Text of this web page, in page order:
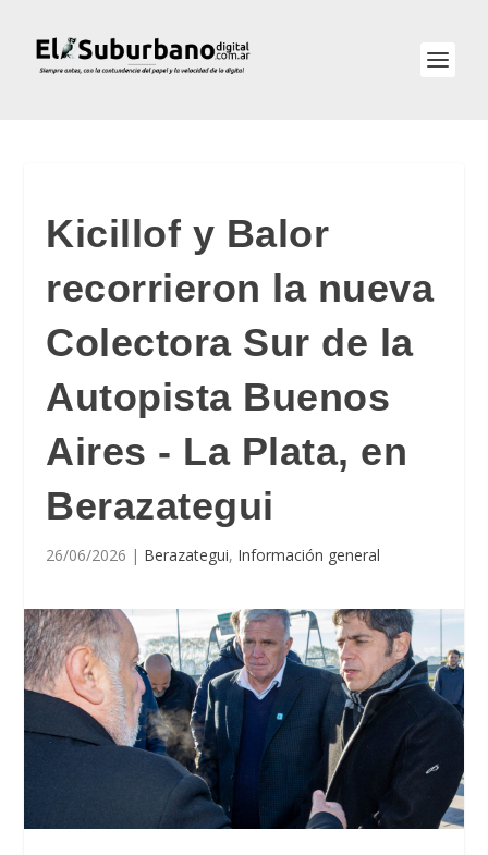
Kicillof y Balor
recorrieron la nueva
Colectora Sur de la
Autopista Buenos
Aires - La Plata, en
Berazategui
26/06/2026 | Berazategui, Información general